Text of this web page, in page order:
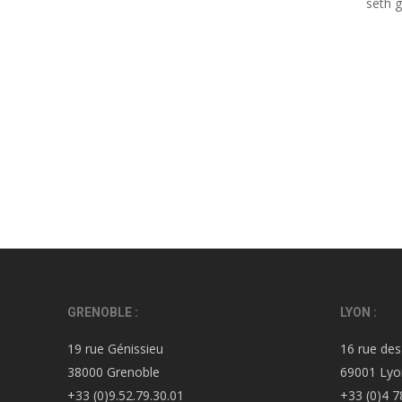
GRENOBLE :
19 rue Génissieu
38000 Grenoble
+33 (0)9.52.79.30.01
LYON :
16 rue
69001
+33 (0)4